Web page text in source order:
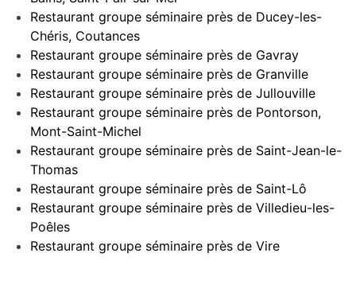
Restaurant groupe séminaire près de Ducey-les-
Chéris, Coutances
Restaurant groupe séminaire près de Gavray
Restaurant groupe séminaire près de Granville
Restaurant groupe séminaire près de Jullouville
Restaurant groupe séminaire près de Pontorson,
Mont-Saint-Michel
Restaurant groupe séminaire près de Saint-Jean-le-
Thomas
Restaurant groupe séminaire près de Saint-Lô
Restaurant groupe séminaire près de Villedieu-les-
Poêles
Restaurant groupe séminaire près de Vire